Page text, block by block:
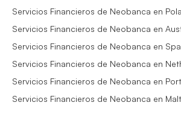
Servicios Financieros de Neobanca en
Servicios Financieros de Neobanca en
Servicios Financieros de Neobanca en
Servicios Financieros de Neobanca en
Servicios Financieros de Neobanca en
Servicios Financieros de Neobanca en